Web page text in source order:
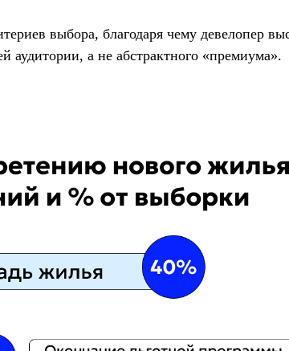
выбора, благодаря чему девелопер
а не абстрактного «премиума».